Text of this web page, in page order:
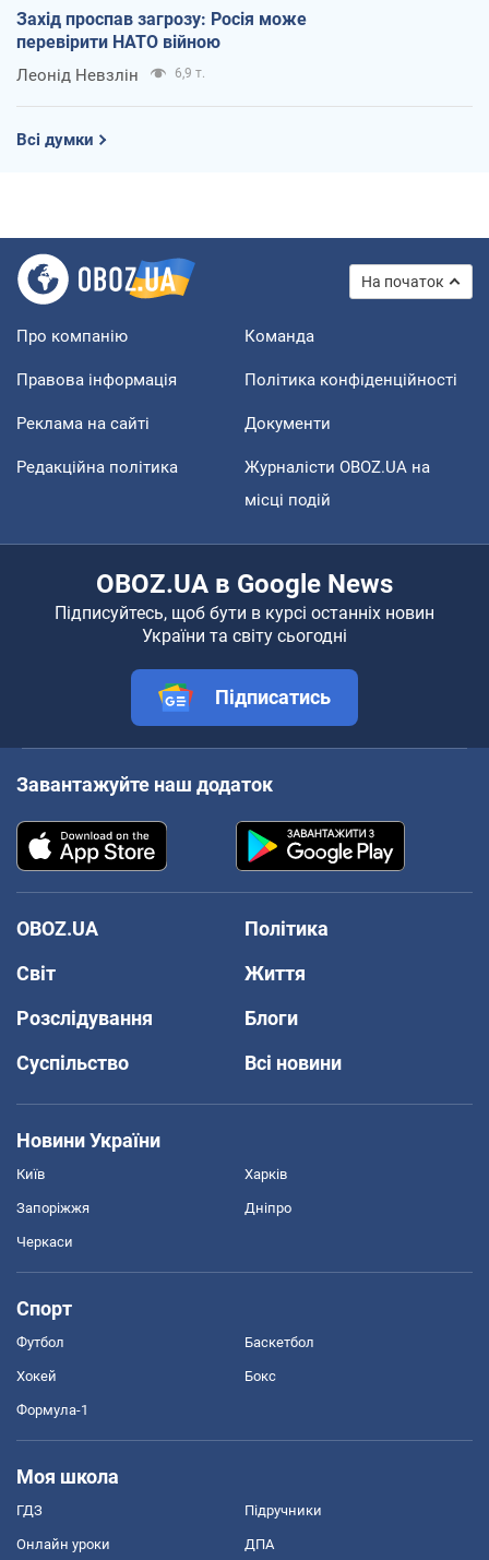
Захід проспав загрозу: Росія може
перевірити НАТО війною
Леонід Невзлін 6,9 т.
Всі думки
На початок
Про компанію Команда
Правова інформація Політика конфіденційності
Реклама на сайті Документи
Редакційна політика
Журналісти OBOZ.UA на
місці подій
OBOZ.UA в Google News
Підписуйтесь, щоб бути в курсі останніх новин
України та світу сьогодні
Підписатись
Завантажуйте наш додаток
OBOZ.UA
Політика
Світ
Життя
Розслідування
Блоги
Суспільство
Всі новини
Новини України
Київ Харків
Запоріжжя Дніпро
Черкаси
Спорт
Футбол Баскетбол
Хокей Бокс
Формула-1
Моя школа
ГДЗ Підручники
Онлайн уроки ДПА